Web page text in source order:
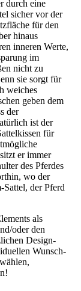
durch eine
sicher vor der
für den
hinaus
inneren Werte,
im
nicht zu
sie sorgt für
weiches
geben dem
der
ist der
für
er immer
des Pferdes
wo der
der Pferd
als
oder den
Design-
Wunsch-